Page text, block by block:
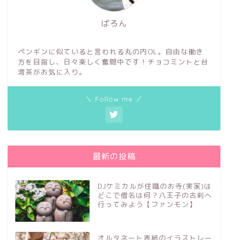
ばろん
ペンギンに似ていると言われる丸の内OL。自由な働き
方を目指し、日々楽しく奮闘中です！チョコミントと台
湾茶がお気に入り。
＼ Follow me ／
最新の投稿
DJケミカルが住職のお寺(実家)は
どこで僧名は何？八王子の古刹へ
行ってみよう【ファンモン】
オルタネート表紙のイラストレー